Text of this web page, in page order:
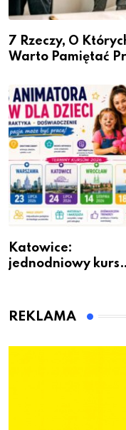
7 Rzeczy, O
Warto Pamiętać
Katowice:
jednodniowy kurs
dzieci
REKLAMA